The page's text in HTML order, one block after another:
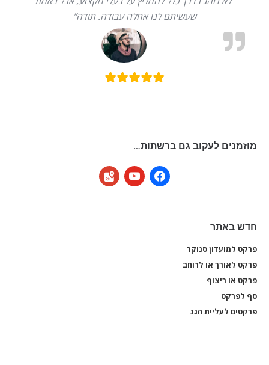
שעשיתם לנו אחלה עבודה. תודה”
מוזמנים לעקוב גם ברשתות…
facebook
youtube
google-
maps
חדש באתר
פרקט למועדון סנוקר
פרקט לאורך או לרוחב
פרקט או ריצוף
סף לפרקט
פרקטים לעליית הגג